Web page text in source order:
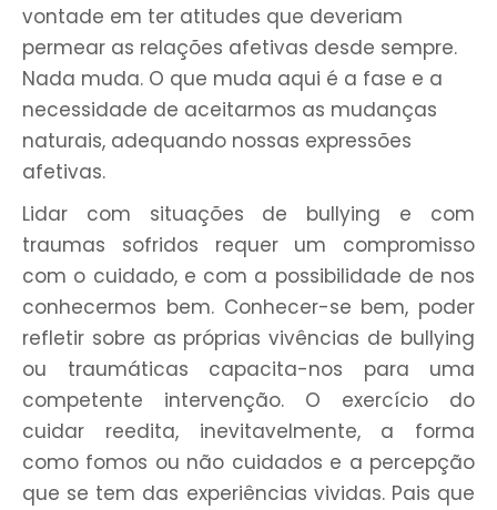
vontade em ter atitudes que deveriam
permear as relações afetivas desde sempre.
Nada muda. O que muda aqui é a fase e a
necessidade de aceitarmos as mudanças
naturais, adequando nossas expressões
afetivas.
Lidar com situações de bullying e com
traumas sofridos requer um compromisso
com o cuidado, e com a possibilidade de nos
conhecermos bem. Conhecer-se bem, poder
refletir sobre as próprias vivências de bullying
ou traumáticas capacita-nos para uma
competente intervenção. O exercício do
cuidar reedita, inevitavelmente, a forma
como fomos ou não cuidados e a percepção
que se tem das experiências vividas. Pais que